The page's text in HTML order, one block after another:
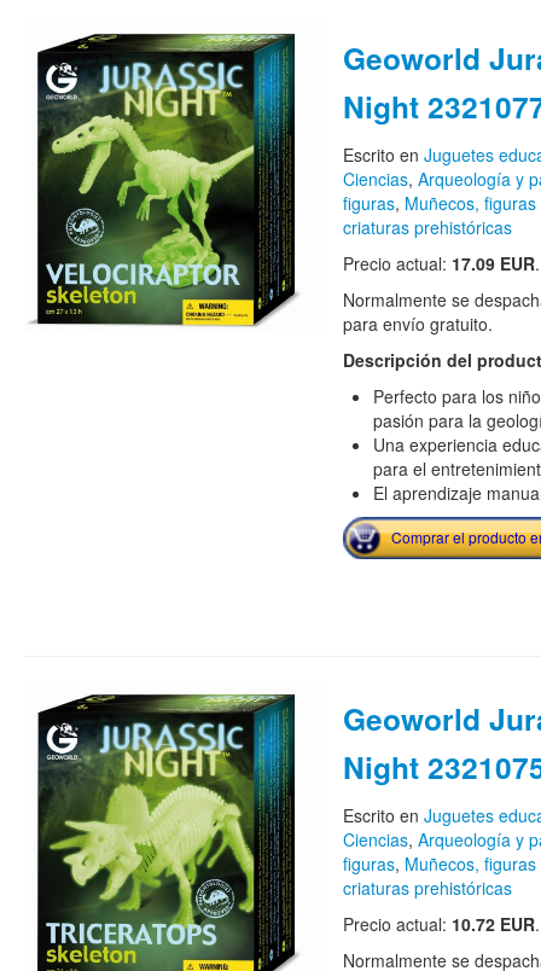
Geoworld
Night
Escrito en Juguetes
Ciencias, Arqueología y
figuras, Muñecos,
criaturas prehistóricas
Precio actual: 17.09 EUR.
Normalmente se
para envío gratuito.
Descripción del
Perfecto para los
pasión para la
Una experiencia
para el
El aprendizaje
Comprar el producto
Geoworld
Night
Escrito en Juguetes
Ciencias, Arqueología y
figuras, Muñecos,
criaturas prehistóricas
Precio actual: 10.72 EUR.
Normalmente se